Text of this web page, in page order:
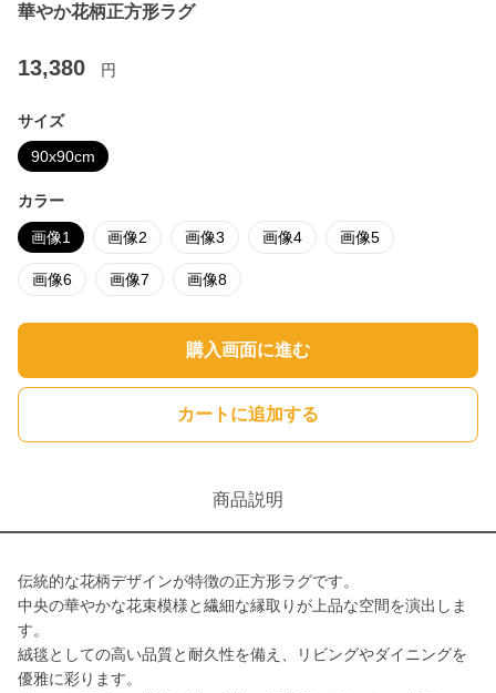
華やか花柄正方形ラグ
13,380 円
サイズ
90x90cm
カラー
画像1 画像2 画像3 画像4 画像5
画像6 画像7 画像8
購入画面に進む
カートに追加する
商品説明
伝統的な花柄デザインが特徴の正方形ラグです。
中央の華やかな花束模様と繊細な縁取りが上品な空間を演出しま
す。
絨毯としての高い品質と耐久性を備え、リビングやダイニングを
優雅に彩ります。